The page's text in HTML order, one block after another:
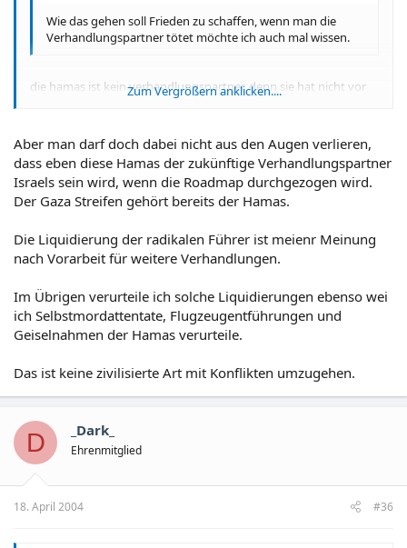
Wie das gehen soll Frieden zu schaffen, wenn man die
Verhandlungspartner tötet möchte ich auch mal wissen.
Zum Vergrößern anklicken....
die hamas ist kein verhandlungspartner, denn sie hat nicht vor
mit israel zu verhandeln, ihr ziel ist die beseitigung israels.
Zum Vergrößern anklicken....
Aber man darf doch dabei nicht aus den Augen verlieren,
dass eben diese Hamas der zukünftige Verhandlungspartner
Israels sein wird, wenn die Roadmap durchgezogen wird.
Der Gaza Streifen gehört bereits der Hamas.
Die Liquidierung der radikalen Führer ist meienr Meinung
nach Vorarbeit für weitere Verhandlungen.
Im Übrigen verurteile ich solche Liquidierungen ebenso wei
ich Selbstmordattentate, Flugzeugentführungen und
Geiselnahmen der Hamas verurteile.
Das ist keine zivilisierte Art mit Konflikten umzugehen.
D _Dark_
Ehrenmitglied
18. April 2004 #36